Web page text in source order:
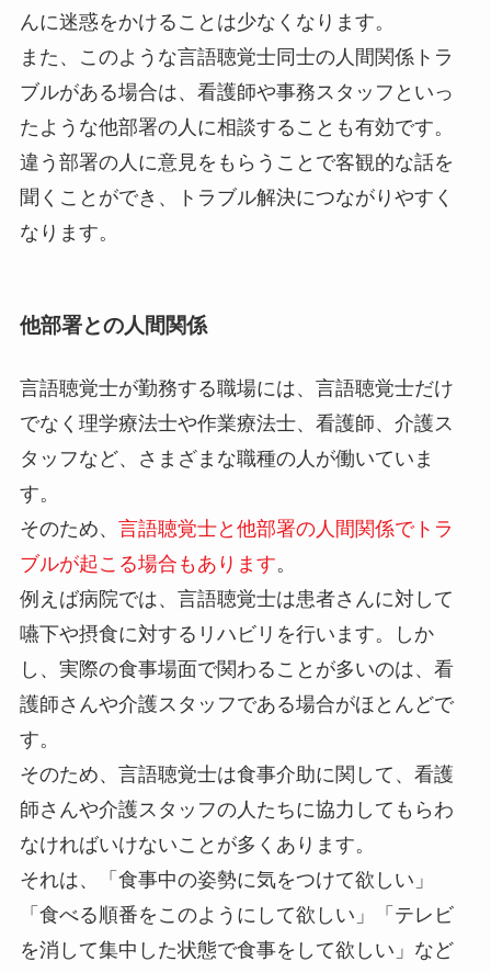
んに迷惑をかけることは少なくなります。
また、このような言語聴覚士同士の人間関係トラ
ブルがある場合は、看護師や事務スタッフといっ
たような他部署の人に相談することも有効です。
違う部署の人に意見をもらうことで客観的な話を
聞くことができ、トラブル解決につながりやすく
なります。
他部署との人間関係
言語聴覚士が勤務する職場には、言語聴覚士だけ
でなく理学療法士や作業療法士、看護師、介護ス
タッフなど、さまざまな職種の人が働いていま
す。
そのため、 言語聴覚士と他部署の人間関係でトラ
ブルが起こる場合もあります。
例えば病院では、言語聴覚士は患者さんに対して
嚥下や摂食に対するリハビリを行います。しか
し、実際の食事場面で関わることが多いのは、看
護師さんや介護スタッフである場合がほとんどで
す。
そのため、言語聴覚士は食事介助に関して、看護
師さんや介護スタッフの人たちに協力してもらわ
なければいけないことが多くあります。
それは、「食事中の姿勢に気をつけて欲しい」
「食べる順番をこのようにして欲しい」「テレビ
を消して集中した状態で食事をして欲しい」など